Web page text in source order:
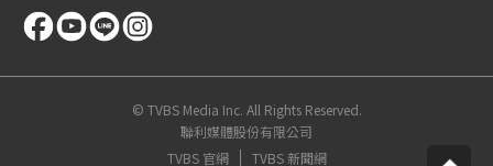
© TVBS Media Inc. All Rights Reserved.
聯利媒體股份有限公司
TVBS 官網
TVBS 新聞網